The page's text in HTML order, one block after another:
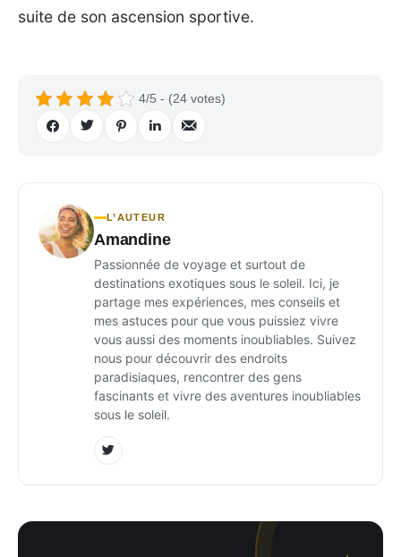
suite de son ascension sportive.
4/5 - (24 votes)
L’AUTEUR
Amandine
Passionnée de voyage et surtout de
destinations exotiques sous le soleil. Ici, je
partage mes expériences, mes conseils et
mes astuces pour que vous puissiez vivre
vous aussi des moments inoubliables. Suivez
nous pour découvrir des endroits
paradisiaques, rencontrer des gens
fascinants et vivre des aventures inoubliables
sous le soleil.